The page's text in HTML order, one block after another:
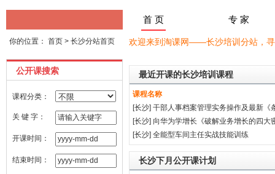
首 页 专 家
你的位置： 首页 > 长沙分站首页 欢迎来到淘课网——长沙培训分站，
公开课搜索
课程分类：
关 键 字：
开课时间：
结束时间：
最近开课的长沙培训课程
课程名称
[长沙] 干部人事档案管理实务操作及最新《
[长沙] 向华为学增长《破解业务增长的四大
[长沙] 全能型车间主任实战技能训练
长沙下月公开课计划